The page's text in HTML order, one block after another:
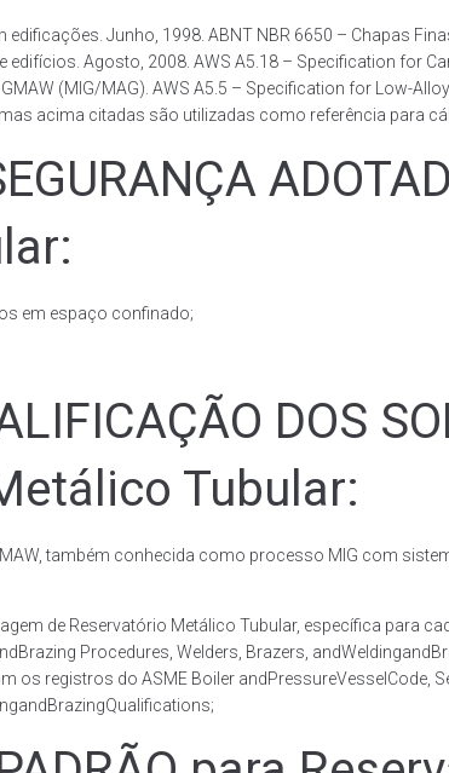
Junho, 1998. ABNT NBR 6650 – Chapas
Agosto, 2008. AWS A5.18 – Specification for
(MIG/MAG). AWS A5.5 – Specification for Low-
acima citadas são utilizadas como referência para
em espaço confinado;
DOS
Tubular:
também conhecida como processo MIG com
de Reservatório Metálico Tubular, específica para
Procedures, Welders, Brazers,
os registros do ASME Boiler andPressureVesselCode,